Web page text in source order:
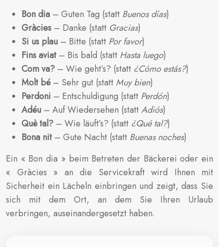
Bon dia – Guten Tag (statt Buenos días)
Gràcies – Danke (statt Gracias)
Si us plau – Bitte (statt Por favor)
Fins aviat– Bis bald (statt Hasta luego)
Com va? – Wie geht’s? (statt ¿Cómo estás?)
Molt bé– Sehr gut (statt Muy bien)
Perdoni – Entschuldigung (statt Perdón)
Adéu – Auf Wiedersehen (stattAdiós)
Què tal? – Wie läuft’s? (statt ¿Qué tal?)
Bona nit– Gute Nacht (statt Buenas noches)
Ein « Bon dia » beim Betreten der Bäckerei oder ein
« Gràcies » an die Servicekraft wird Ihnen mit
Sicherheit ein Lächeln einbringen und zeigt, dass Sie
sich mit dem Ort, an dem Sie Ihren Urlaub
verbringen, auseinandergesetzt haben.